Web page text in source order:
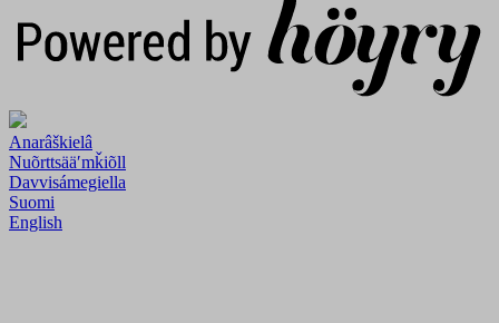
Anarâškielâ
Nuõrttsääʹmǩiõll
Davvisámegiella
Suomi
English